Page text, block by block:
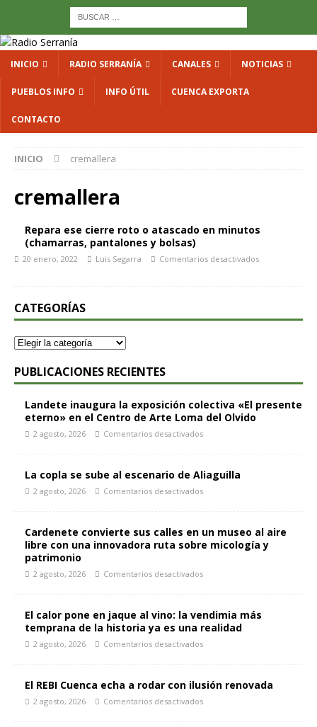
INICIO RADIO SERRANÍA CANALES NOTICIAS
PUEBLOS INFO INFO ÚTIL CUENCA EXPORTA
CONTACTO
INICIO cremallera
cremallera
Repara ese cierre roto o atascado en minutos
(chamarras, pantalones y bolsas)
20 enero, 2022 Luis Segarra Comentarios desactivados
CATEGORÍAS
PUBLICACIONES RECIENTES
Landete inaugura la exposición colectiva «El presente
eterno» en el Centro de Arte Loma del Olvido
2 agosto, 2026 Comentarios desactivados
La copla se sube al escenario de Aliaguilla
2 agosto, 2026 Comentarios desactivados
Cardenete convierte sus calles en un museo al aire
libre con una innovadora ruta sobre micología y
patrimonio
2 agosto, 2026 Comentarios desactivados
El calor pone en jaque al vino: la vendimia más
temprana de la historia ya es una realidad
2 agosto, 2026 Comentarios desactivados
El REBI Cuenca echa a rodar con ilusión renovada
2 agosto, 2026 Comentarios desactivados